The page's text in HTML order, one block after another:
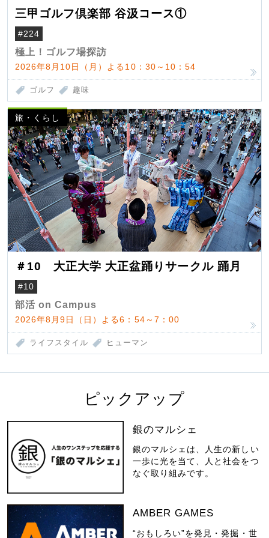
三甲ゴルフ倶楽部 谷汲コース①
#224
極上！ゴルフ場探訪
2026年8月10日（月）よる10：30～10：54
ゴルフ 趣味
旅・くらし
＃10 大正大学 大正盆踊りサークル 踊月
#10
部活 on Campus
2026年8月9日（日）よる6：54～7：00
ライフスタイル ヒューマン
ピックアップ
銀のマルシェ
銀のマルシェは、人生の新しい
一歩に光を当て、人と社会をつ
なぐ取り組みです。
AMBER GAMES
“おもしろい”を発見・発掘・世